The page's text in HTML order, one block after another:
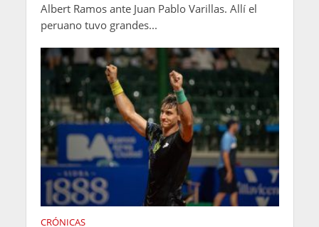
Albert Ramos ante Juan Pablo Varillas. Allí el
peruano tuvo grandes...
CRÓNICAS